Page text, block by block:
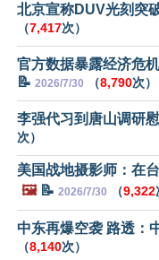
北京宣称DUV光刻突
（7,417次）
官方数据暴露经济危
📝 2026/7/30 （8,790次）
李强代习到唐山调研
次）
美国战地摄影师：在
🖼️📝 2026/7/30 （9,322
中东再爆空袭 路透：
（8,140次）